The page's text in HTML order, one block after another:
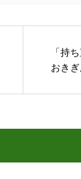
「持
おき